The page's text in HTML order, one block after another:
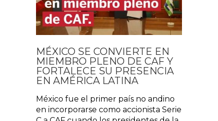
MÉXICO SE CONVIERTE EN
MIEMBRO PLENO DE CAF Y
FORTALECE SU PRESENCIA
EN AMÉRICA LATINA
México fue el primer país no andino
en incorporarse como accionista Serie